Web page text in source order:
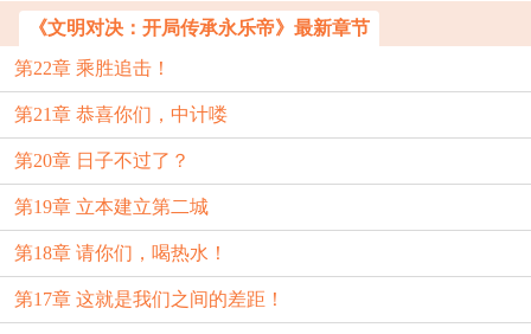
《文明对决：开局传承永乐帝》最新章节
第22章 乘胜追击！
第21章 恭喜你们，中计喽
第20章 日子不过了？
第19章 立本建立第二城
第18章 请你们，喝热水！
第17章 这就是我们之间的差距！